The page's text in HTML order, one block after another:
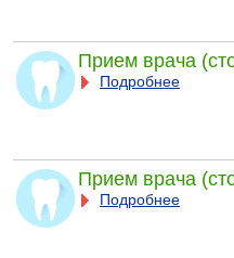
Прием врача
Подробнее
Прием врача
Подробнее